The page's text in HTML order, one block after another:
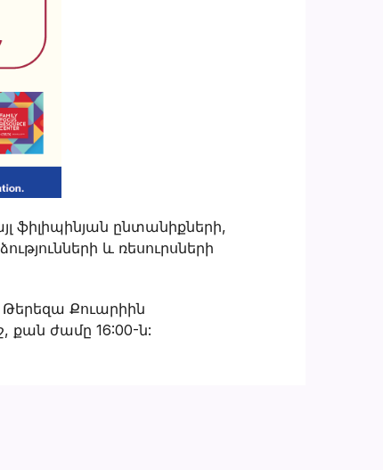
ֆիլիպինյան ընտանիքների,
և ռեսուրսների
Քուարիին
քան ժամը 16:00-ն: